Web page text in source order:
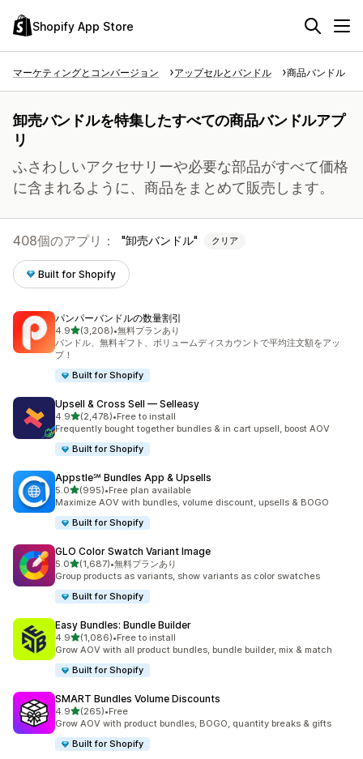
Shopify App Store
マーケティングとコンバージョン アップセルとバンドル 商品バンドル
卸売バンドルを特集したすべての商品バンドルアプ
リ
ふさわしいアクセサリーや必要な部品がすべて価格
に含まれるように、商品をまとめて販売します。
408個のアプリ： 卸売バンドル クリア
Built for Shopify
パンパーバンドルの数量割引
4.95つ星中
(3,208)
合計レビュー数：3208件
•無料プランあり
バンドル、無料ギフト、ボリュームディスカウントで平均注文額をアッ
プ！
Built for Shopify
Upsell & Cross Sell — Selleasy
4.95つ星中
(2,478)
合計レビュー数：2478件
•Free to install
Frequently bought together bundles & in cart upsell, boost AOV
Built for Shopify
Appstle℠ Bundles App & Upsells
5.05つ星中
(995)
合計レビュー数：995件
•Free plan available
Maximize AOV with bundles, volume discount, upsells & BOGO
Built for Shopify
GLO Color Swatch Variant Image
5.05つ星中
(1,687)
合計レビュー数：1687件
•無料プランあり
Group products as variants, show variants as color swatches
Built for Shopify
Easy Bundles: Bundle Builder
4.95つ星中
(1,086)
合計レビュー数：1086件
•Free to install
Grow AOV with all product bundles, bundle builder, mix & match
Built for Shopify
SMART Bundles Volume Discounts
4.95つ星中
(265)
合計レビュー数：265件
•Free
Grow AOV with product bundles, BOGO, quantity breaks & gifts
Built for Shopify